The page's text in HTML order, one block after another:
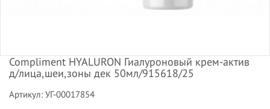
Compliment HYALURON Гиалуроновый крем-актив
д/лица,шеи,зоны дек 50мл/915618/25
Артикул: УГ-00017854